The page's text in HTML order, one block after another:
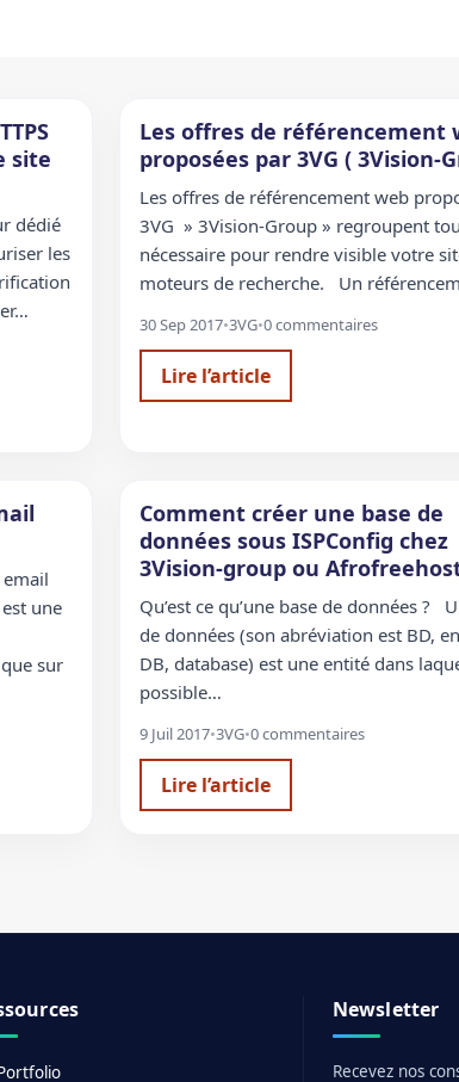
site
dédié
les
Les offres de référencement
proposées par 3VG ( 3Vision-
Les offres de référencement web
3VG » 3Vision-Group » regroupent
nécessaire pour rendre visible votre
moteurs de recherche. Un
30 Sep 2017•3VG•0 commentaires
Lire l’article
email
une
sur
Comment créer une base de
données sous ISPConfig chez
3Vision-group ou
Qu’est ce qu’une base de données ?
de données (son abréviation est BD,
DB, database) est une entité dans
possible…
9 Juil 2017•3VG•0 commentaires
Lire l’article
Newsletter
Recevez nos